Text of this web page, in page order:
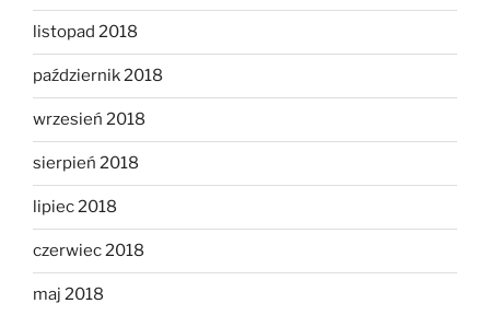
listopad 2018
październik 2018
wrzesień 2018
sierpień 2018
lipiec 2018
czerwiec 2018
maj 2018